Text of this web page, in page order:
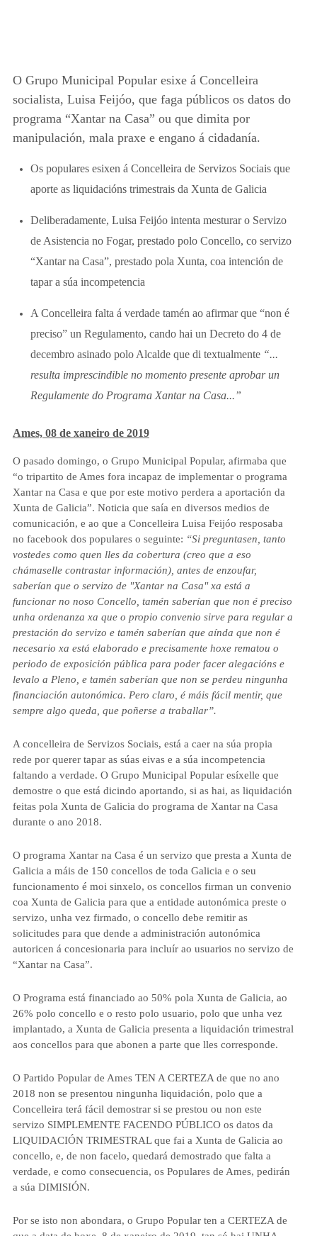
O Grupo Municipal Popular esixe á Concelleira
socialista, Luisa Feijóo, que faga públicos os datos do
programa “Xantar na Casa” ou que dimita por
manipulación, mala praxe e engano á cidadanía.
Os populares esixen á Concelleira de Servizos Sociais que
aporte as liquidacións trimestrais da Xunta de Galicia
Deliberadamente, Luisa Feijóo intenta mesturar o Servizo
de Asistencia no Fogar, prestado polo Concello, co servizo
“Xantar na Casa”, prestado pola Xunta, coa intención de
tapar a súa incompetencia
A Concelleira falta á verdade tamén ao afirmar que “non é
preciso” un Regulamento, cando hai un Decreto do 4 de
decembro asinado polo Alcalde que di textualmente “...
resulta imprescindible no momento presente aprobar un
Regulamente do Programa Xantar na Casa...”
Ames, 08 de xaneiro de 2019
O pasado domingo, o Grupo Municipal Popular, afirmaba que
“o tripartito de Ames fora incapaz de implementar o programa
Xantar na Casa e que por este motivo perdera a aportación da
Xunta de Galicia”. Noticia que saía en diversos medios de
comunicación, e ao que a Concelleira Luisa Feijóo resposaba
no facebook dos populares o seguinte: “Si preguntasen, tanto
vostedes como quen lles da cobertura (creo que a eso
chámaselle contrastar información), antes de enzoufar,
saberían que o servizo de "Xantar na Casa" xa está a
funcionar no noso Concello, tamén saberían que non é preciso
unha ordenanza xa que o propio convenio sirve para regular a
prestación do servizo e tamén saberían que aínda que non é
necesario xa está elaborado e precisamente hoxe rematou o
periodo de exposición pública para poder facer alegacións e
levalo a Pleno, e tamén saberían que non se perdeu ningunha
financiación autonómica. Pero claro, é máis fácil mentir, que
sempre algo queda, que poñerse a traballar”.
A concelleira de Servizos Sociais, está a caer na súa propia
rede por querer tapar as súas eivas e a súa incompetencia
faltando a verdade. O Grupo Municipal Popular esíxelle que
demostre o que está dicindo aportando, si as hai, as liquidación
feitas pola Xunta de Galicia do programa de Xantar na Casa
durante o ano 2018.
O programa Xantar na Casa é un servizo que presta a Xunta de
Galicia a máis de 150 concellos de toda Galicia e o seu
funcionamento é moi sinxelo, os concellos firman un convenio
coa Xunta de Galicia para que a entidade autonómica preste o
servizo, unha vez firmado, o concello debe remitir as
solicitudes para que dende a administración autonómica
autoricen á concesionaria para incluír ao usuarios no servizo de
“Xantar na Casa”.
O Programa está financiado ao 50% pola Xunta de Galicia, ao
26% polo concello e o resto polo usuario, polo que unha vez
implantado, a Xunta de Galicia presenta a liquidación trimestral
aos concellos para que abonen a parte que lles corresponde.
O Partido Popular de Ames TEN A CERTEZA de que no ano
2018 non se presentou ningunha liquidación, polo que a
Concelleira terá fácil demostrar si se prestou ou non este
servizo SIMPLEMENTE FACENDO PÚBLICO os datos da
LIQUIDACIÓN TRIMESTRAL que fai a Xunta de Galicia ao
concello, e, de non facelo, quedará demostrado que falta a
verdade, e como consecuencia, os Populares de Ames, pedirán
a súa DIMISIÓN.
Por se isto non abondara, o Grupo Popular ten a CERTEZA de